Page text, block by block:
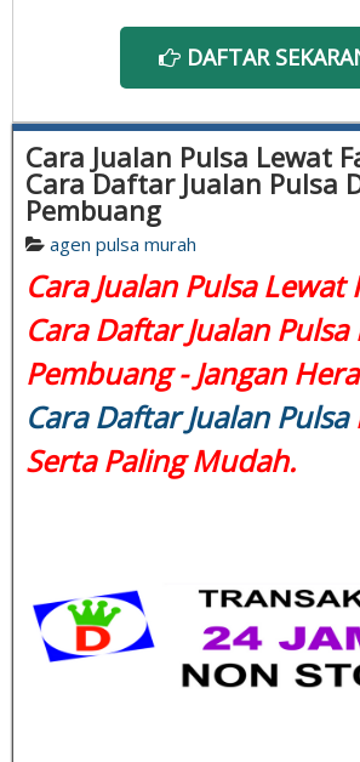
DAFTAR
Cara Jualan Pulsa Lewat
Cara Daftar Jualan Pulsa
Pembuang
agen pulsa murah
Cara Jualan Pulsa Lewat
Cara Daftar Jualan Pulsa
Pembuang - Jangan
Cara Daftar Jualan Pulsa
Serta Paling Mudah.